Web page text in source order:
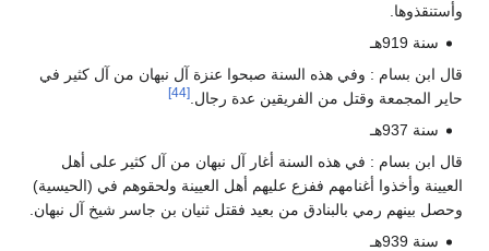
وأستنقذوها.
سنة 919هـ
قال ابن بسام : وفي هذه السنة صبحوا عنزة آل نبهان من آل كثير في
حاير المجمعة وقتل من الفريقين عدة رجال. [44]
سنة 937هـ
قال ابن بسام : في هذه السنة أغار آل نبهان من آل كثير على أهل
العيينة وأخذوا أغنامهم ففزع عليهم أهل العيينة ولحقوهم في (الحيسية)
وحصل بينهم رمي بالبنادق من بعيد فقتل ثنيان بن جاسر شيخ آل نبهان.
سنة 939هـ